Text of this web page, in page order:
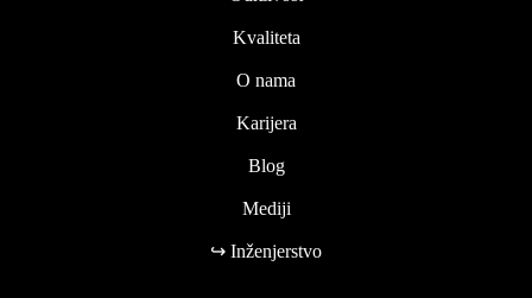
Kvaliteta
O nama
Karijera
Blog
Mediji
↪ Inženjerstvo